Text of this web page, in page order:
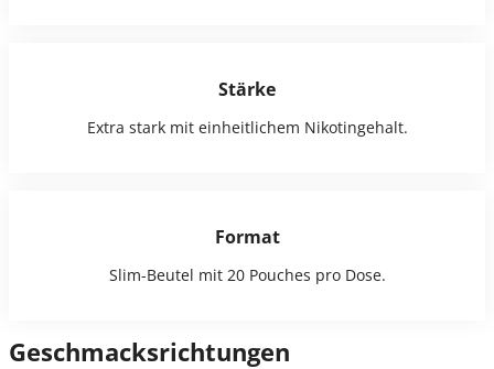
Stärke
Extra stark mit einheitlichem Nikotingehalt.
Format
Slim-Beutel mit 20 Pouches pro Dose.
Geschmacksrichtungen